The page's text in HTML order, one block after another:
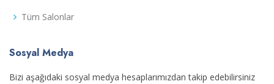
Tüm Salonlar
Sosyal Medya
Bizi aşağıdaki sosyal medya hesaplarımızdan takip edebilirsiniz